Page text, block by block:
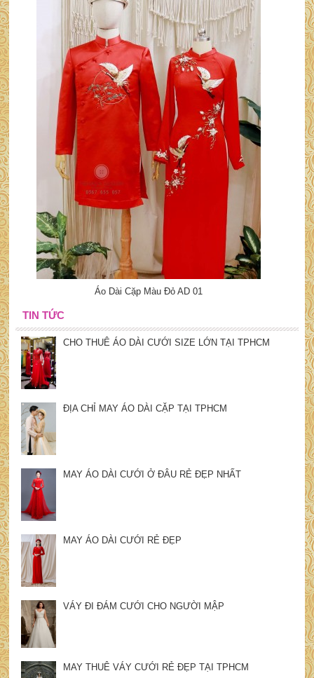
Áo Dài Cặp Màu Đỏ AD 01
TIN TỨC
CHO THUÊ ÁO DÀI CƯỚI SIZE LỚN TẠI TPHCM
ĐỊA CHỈ MAY ÁO DÀI CẶP TẠI TPHCM
MAY ÁO DÀI CƯỚI Ở ĐÂU RẺ ĐẸP NHẤT
MAY ÁO DÀI CƯỚI RẺ ĐẸP
VÁY ĐI ĐÁM CƯỚI CHO NGƯỜI MẬP
MAY THUÊ VÁY CƯỚI RẺ ĐẸP TẠI TPHCM